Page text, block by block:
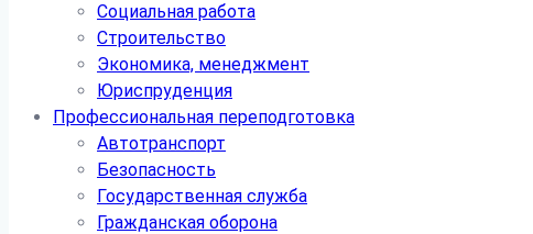
Социальная работа
Строительство
Экономика, менеджмент
Юриспруденция
Профессиональная переподготовка
Автотранспорт
Безопасность
Государственная служба
Гражданская оборона